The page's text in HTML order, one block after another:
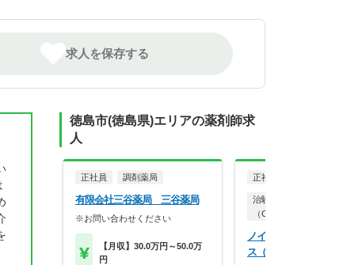
求人を保存する
徳島市(徳島県)エリアの薬剤師求
人
正社員 調剤薬局
有限会社三谷薬局 三谷薬局
※お問い合わせください
【月収】30.0万円～50.0万
円
正社員
治験コーディネーター
（CRC）
ノイエス株式会社 岡山
ス（徳島エリア担当）